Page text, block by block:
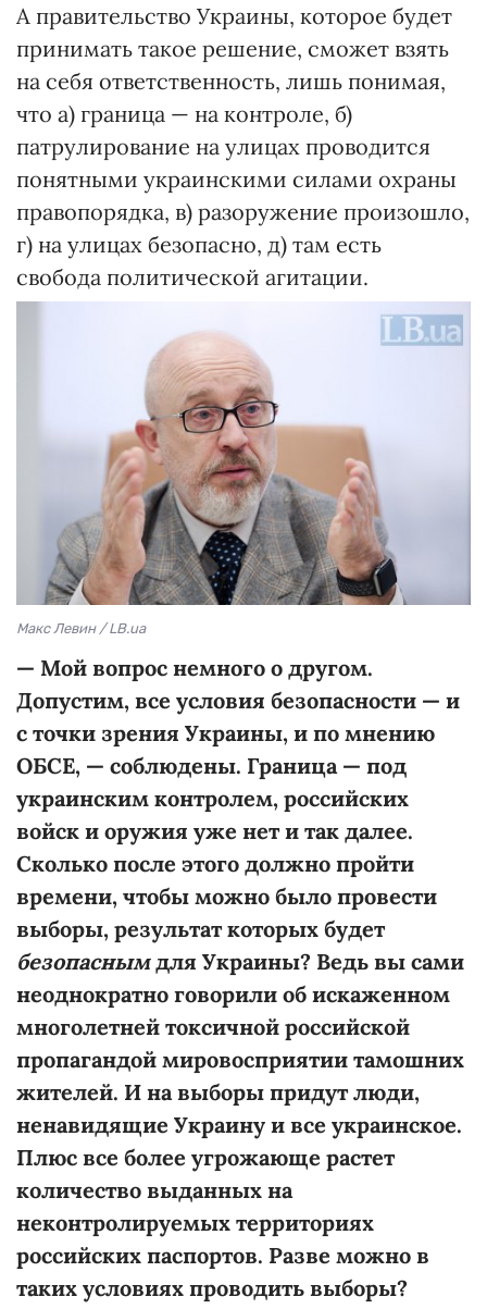
А правительство Украины, которое будет
принимать такое решение, сможет взять
на себя ответственность, лишь понимая,
что а) граница — на контроле, б)
патрулирование на улицах проводится
понятными украинскими силами охраны
правопорядка, в) разоружение произошло,
г) на улицах безопасно, д) там есть
свобода политической агитации.
Макс Левин / LB.ua
— Мой вопрос немного о другом.
Допустим, все условия безопасности — и
с точки зрения Украины, и по мнению
ОБСЕ, — соблюдены. Граница — под
украинским контролем, российских
войск и оружия уже нет и так далее.
Сколько после этого должно пройти
времени, чтобы можно было провести
выборы, результат которых будет
безопаснымдля Украины? Ведь вы сами
неоднократно говорили об искаженном
многолетней токсичной российской
пропагандой мировосприятии тамошних
жителей. И на выборы придут люди,
ненавидящие Украину и все украинское.
Плюс все более угрожающе растет
количество выданных на
неконтролируемых территориях
российских паспортов. Разве можно в
таких условиях проводить выборы?